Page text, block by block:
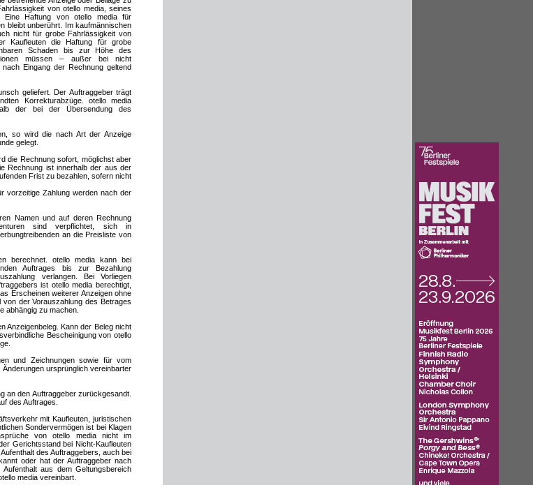
von otello media, seines
Eine Haftung von otello media für
bleibt unberührt. Im kaufmännischen
nicht für grobe Fahrlässigkeit von
Kaufleuten die Haftung für grobe
Schaden bis zur Höhe des
müssen – außer bei nicht
Eingang der Rechnung geltend
geliefert. Der Auftraggeber trägt
Korrekturabzüge. otello media
der bei der Übersendung des
so wird die nach Art der Anzeige
gelegt.
die Rechnung sofort, möglichst aber
Rechnung ist innerhalb der aus der
Frist zu bezahlen, sofern nicht
vorzeitige Zahlung werden nach der
Namen und auf deren Rechnung
sind verpflichtet, sich in
an die Preisliste von
berechnet. otello media kann bei
Auftrages bis zur Bezahlung
verlangen. Bei Vorliegen
ist otello media berechtigt,
Erscheinen weiterer Anzeigen ohne
der Vorauszahlung des Betrages
abhängig zu machen.
Anzeigenbeleg. Kann der Beleg nicht
Bescheinigung von otello
und Zeichnungen sowie für vom
ursprünglich vereinbarter
an den Auftraggeber zurückgesandt.
des Auftrages.
mit Kaufleuten, juristischen
Sondervermögen ist bei Klagen
von otello media nicht im
Gerichtsstand bei Nicht-Kaufleuten
des Auftraggebers, auch bei
oder hat der Auftraggeber nach
aus dem Geltungsbereich
media vereinbart.